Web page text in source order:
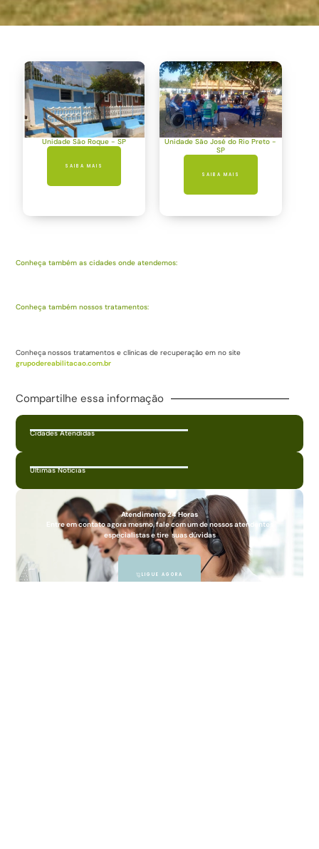
Unidade São Roque - SP
SAIBA MAIS
Unidade São José do Rio Preto -
SP
SAIBA MAIS
Conheça também as cidades onde atendemos:
Conheça também nossos tratamentos:
Conheça nossos tratamentos e clínicas de recuperação em no site
grupodereabilitacao.com.br
Compartilhe essa informação
Cidades Atendidas
Últimas Notícias
Atendimento 24 Horas
Entre em contato agora mesmo, fale com um de nossos atendentes
especialistas e tire suas dúvidas
LIGUE AGORA